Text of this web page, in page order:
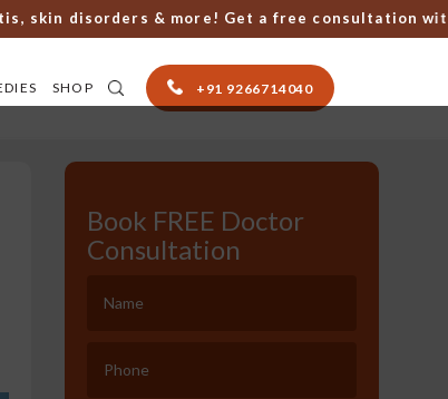
disorders & more! Get a free consultation with
SHOP +91 9266714040
Book FREE Doctor
Consultation